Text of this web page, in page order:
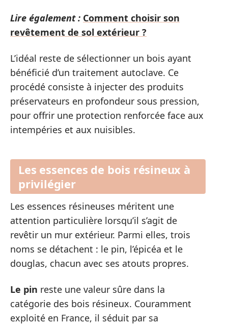
Lire également : Comment choisir son
revêtement de sol extérieur ?
L’idéal reste de sélectionner un bois ayant
bénéficié d’un traitement autoclave. Ce
procédé consiste à injecter des produits
préservateurs en profondeur sous pression,
pour offrir une protection renforcée face aux
intempéries et aux nuisibles.
Les essences de bois résineux à
privilégier
Les essences résineuses méritent une
attention particulière lorsqu’il s’agit de
revêtir un mur extérieur. Parmi elles, trois
noms se détachent : le pin, l’épicéa et le
douglas, chacun avec ses atouts propres.
Le pin reste une valeur sûre dans la
catégorie des bois résineux. Couramment
exploité en France, il séduit par sa